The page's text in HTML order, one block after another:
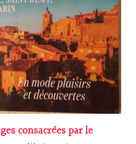
consacrées par le